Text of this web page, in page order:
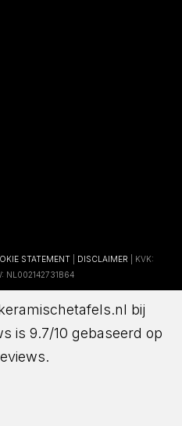
STATEMENT DISCLAIMER | KVK:
NL002142731B64
bij
is 9.7/10 gebaseerd op